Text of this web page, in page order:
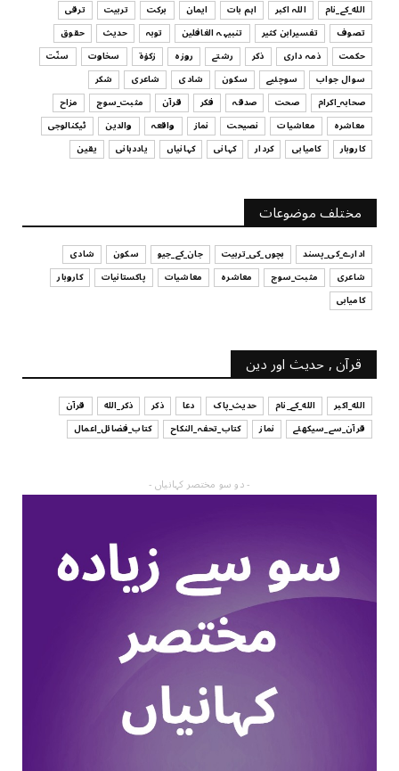
UNCATEGORIZED
اس وقت آپ کا موڈ کیسا ہے؟
July 29, 2026
UNCATEGORIZED
قرض لینے اور دینے میں ہوشیاری
July 29, 2026
آپ کا فیصلہ کرنے کا انداز
July 29, 2026
الله_کے_نام
اللہ اکبر اہم بات ایمان برکت تربیت
ترقی
تصوف
تفسیرابن کثیر تنبیہہ الغافلین توبہ حدیث
حقوق
حکمت
ذمہ داری ذکر رشتے روزہ زکوٰۃ سخاوت
سنّت
سوال جواب
سوچئیے سکون شادی شاعری
شکر
صحابہ_اکرام
صحت صدقہ فکر قرآن مثبت_سوچ
مزاح
معاشرہ
معاشیات نصیحت نماز واقعہ والدین
ٹیکنالوجی
کاروبار
کامیابی کردار کہانی کہانیاں یاددہانی یقین
مختلف موضوعات
ادارے_کی_پسند بچوں_کی_تربیت جان_کے_جیو سکون
شادی
شاعری
مثبت_سوچ معاشرہ معاشیات پاکستانیات
کاروبار
کامیابی
قرآن , حدیث اور دین
الله_اکبر الله_کے_نام حدیث_پاک دعا ذکر ذکر_الله
قرآن
قرآن_سے_سیکھئے
نماز کتاب_تحفہ_النکاح کتاب_فضائل_اعمال
- دو سو مختصر کہانیاں -